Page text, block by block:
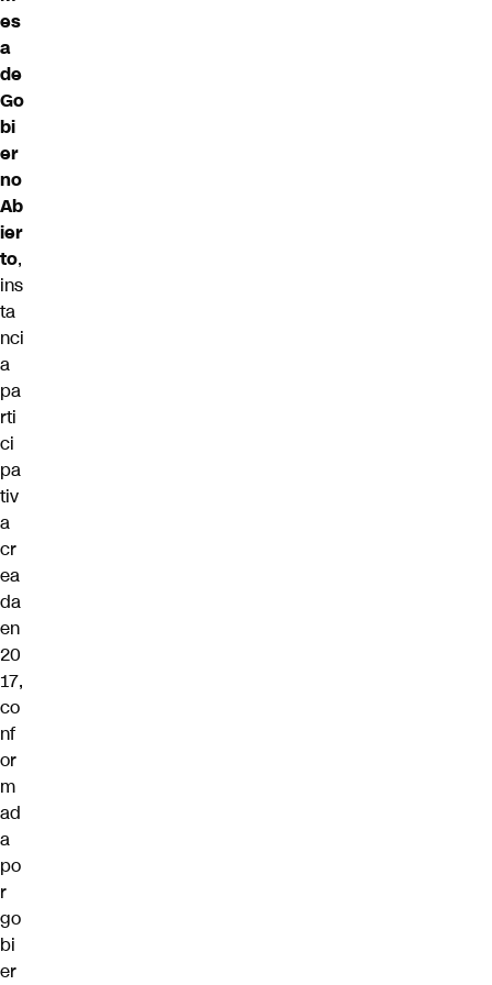
es
a
de
Go
bi
er
no
Ab
ier
to,
ins
ta
nci
a
pa
rti
ci
pa
tiv
a
cr
ea
da
en
20
17,
co
nf
or
m
ad
a
po
r
go
bi
er